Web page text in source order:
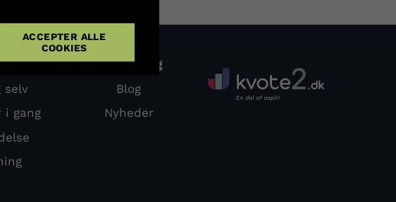
selv
i gang
Blogindlæg
Blog
Nyheder
ACCEPTER ALLE
COOKIES